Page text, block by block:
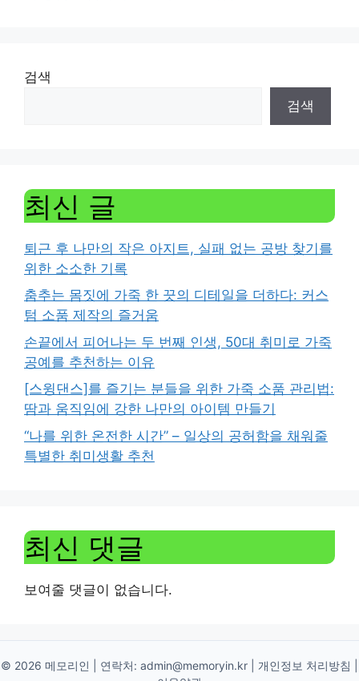
검색
검색
최신 글
퇴근 후 나만의 작은 아지트, 실패 없는 공방 찾기를
위한 소소한 기록
춤추는 몸짓에 가죽 한 끗의 디테일을 더하다: 커스
텀 소품 제작의 즐거움
손끝에서 피어나는 두 번째 인생, 50대 취미로 가죽
공예를 추천하는 이유
[스윙댄스]를 즐기는 분들을 위한 가죽 소품 관리법:
땀과 움직임에 강한 나만의 아이템 만들기
“나를 위한 온전한 시간” – 일상의 공허함을 채워줄
특별한 취미생활 추천
최신 댓글
보여줄 댓글이 없습니다.
© 2026 메모리인 | 연락처: admin@memoryin.kr 개인정보 처리방침